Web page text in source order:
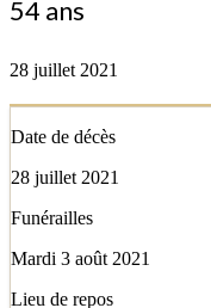
54 ans
28 juillet 2021
Date de décès
28 juillet 2021
Funérailles
Mardi 3 août 2021
Lieu de repos